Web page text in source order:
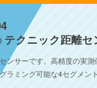
テクニック距離セ
ンサーです。高精度の実
ラミング可能な4セグメン